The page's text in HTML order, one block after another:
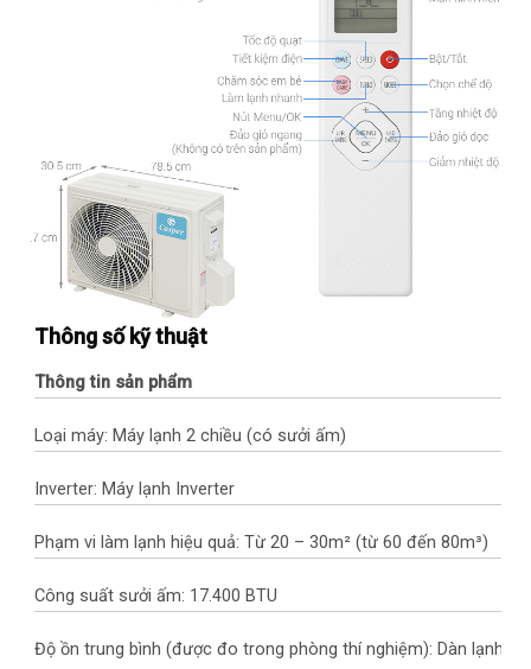
Thông số kỹ thuật
Thông tin sản phẩm
Loại máy: Máy lạnh 2 chiều (có sưởi ấm)
Inverter: Máy lạnh Inverter
Phạm vi làm lạnh hiệu quả: Từ 20 – 30m² (từ 60 đến 80m³)
Công suất sưởi ấm: 17.400 BTU
Độ ồn trung bình (được đo trong phòng thí nghiệm): Dàn lạnh: